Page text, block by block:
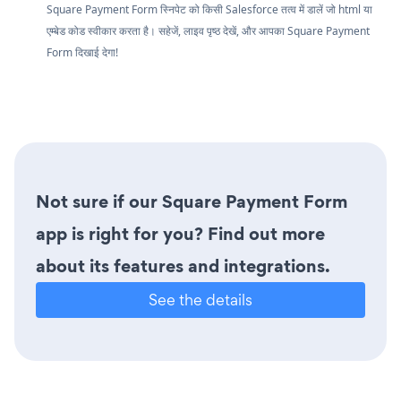
Square Payment Form स्निपेट को किसी Salesforce तत्व में डालें जो html या
एम्बेड कोड स्वीकार करता है। सहेजें, लाइव पृष्ठ देखें, और आपका Square Payment
Form दिखाई देगा!
Not sure if our Square Payment Form
app is right for you? Find out more
about its features and integrations.
See the details